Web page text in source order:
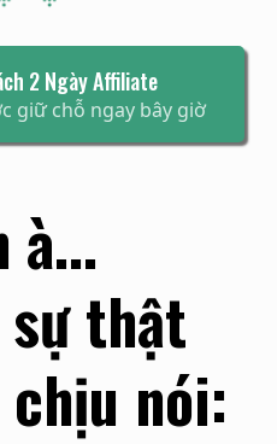
2 Ngày Affiliate
giữ chỗ ngay bây giờ
à...
thật
nói: